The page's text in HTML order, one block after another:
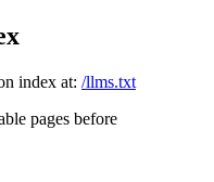
index at: /llms.txt
pages before